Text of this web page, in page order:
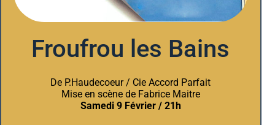
Froufrou les Bains
De P.Haudecoeur / Cie Accord Parfait
Mise en scène de Fabrice Maitre
Samedi 9 Février / 21h